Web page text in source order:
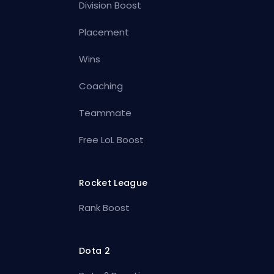
Division Boost
Placement
Wins
Coaching
Teammate
Free LoL Boost
Rocket League
Rank Boost
Dota 2